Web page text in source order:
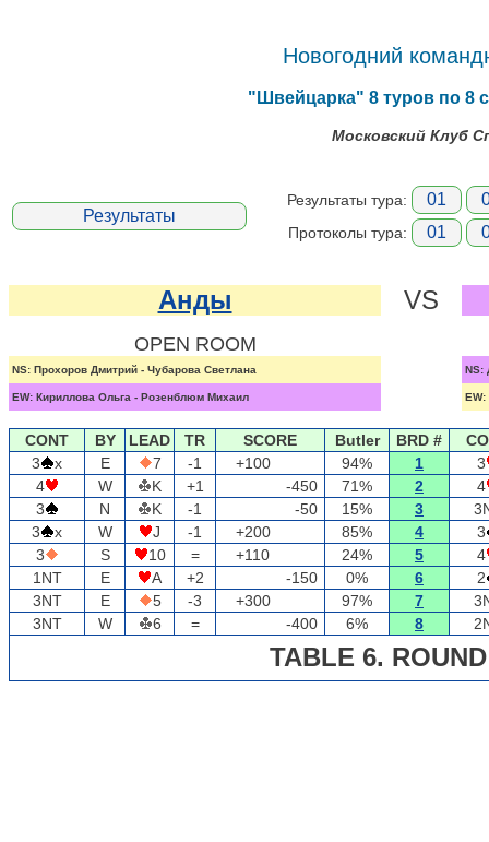
Новогодний
"Швейцарка" 8 туров по 8
Московский Клуб
Результаты
Результаты тура: 01
Протоколы тура: 01
Анды VS
OPEN ROOM
NS: Прохоров Дмитрий - Чубарова Светлана NS:
EW: Кириллова Ольга - Розенблюм Михаил
CONT BY LEAD TR SCORE Butler BRD #
3
x E 7 -1 +100 94% 1
3
4
W K +1 -450 71% 2
4
3
N K -1 -50 15% 3
3
x W J -1 +200 85% 4
3
3
S 10 = +110 24% 5
4
1NT
E A +2 -150 0% 6
2
3NT
E 5 -3 +300 97% 7
3NT
W 6 = -400 6% 8
TABLE 6.